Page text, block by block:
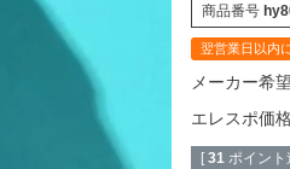
商品番号
翌営業日以内
メーカー希
エレスポ価
[ 31 ポイント